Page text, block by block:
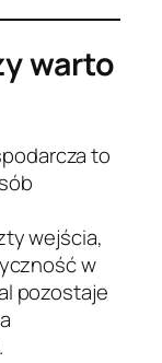
warto
to
wejścia,
w
pozostaje